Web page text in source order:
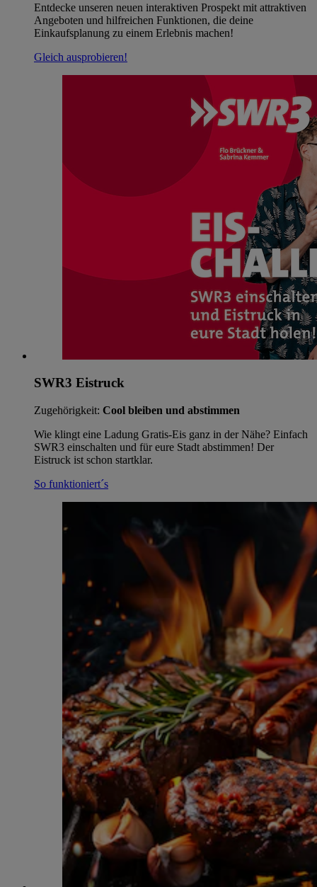
Entdecke unseren neuen interaktiven Prospekt mit attraktiven
Angeboten und hilfreichen Funktionen, die deine
Einkaufsplanung zu einem Erlebnis machen!
Gleich ausprobieren!
SWR3 Eistruck
Zugehörigkeit: Cool bleiben und abstimmen
Wie klingt eine Ladung Gratis-Eis ganz in der Nähe? Einfach
SWR3 einschalten und für eure Stadt abstimmen! Der
Eistruck ist schon startklar.
So funktioniert´s